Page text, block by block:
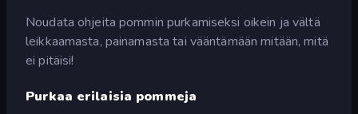
Noudata ohjeita pommin purkamiseksi oikein ja vältä
leikkaamasta, painamasta tai vääntämään mitään, mitä
ei pitäisi!
Purkaa erilaisia pommeja